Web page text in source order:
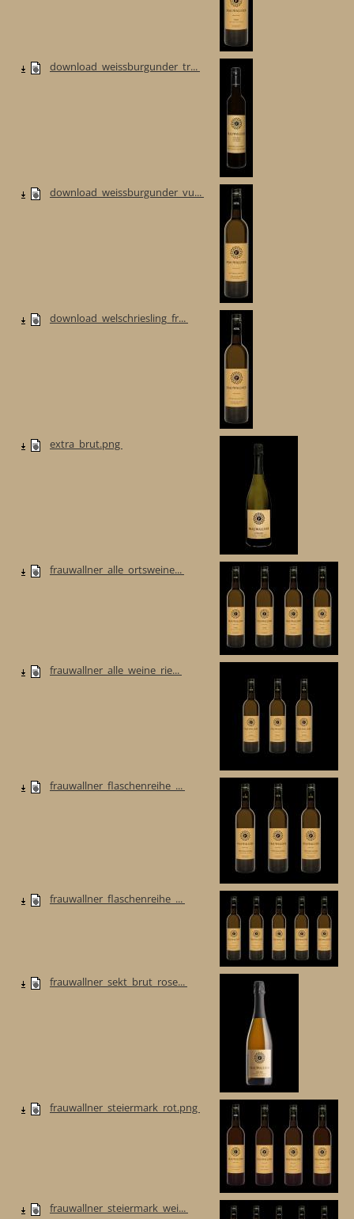
download_weissburgunder_tr...
download_weissburgunder_vu...
download_welschriesling_fr...
extra_brut.png
frauwallner_alle_ortsweine...
frauwallner_alle_weine_rie...
frauwallner_flaschenreihe_...
frauwallner_flaschenreihe_...
frauwallner_sekt_brut_rose...
frauwallner_steiermark_rot.png
frauwallner_steiermark_wei...